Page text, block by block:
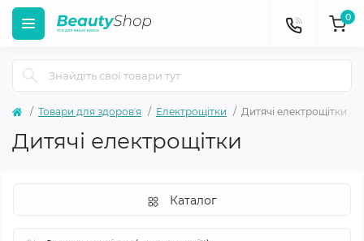
0
Товари для здоровʼя Електрощітки Дитячі електрощітки
Дитячі електрощітки
Каталог